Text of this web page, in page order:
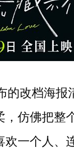
的改档海报
仿佛把整
一个人、